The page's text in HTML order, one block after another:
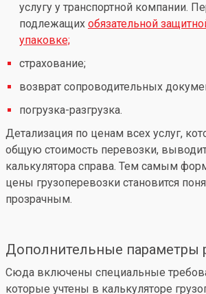
услугу у транспортной компании.
подлежащих обязательной
упаковке;
страхование;
возврат сопроводительных
погрузка-разгрузка.
Детализация по ценам всех услуг,
общую стоимость перевозки,
калькулятора справа. Тем самым
цены грузоперевозки становится
прозрачным.
Дополнительные параметры
Сюда включены специальные
которые учтены в калькуляторе